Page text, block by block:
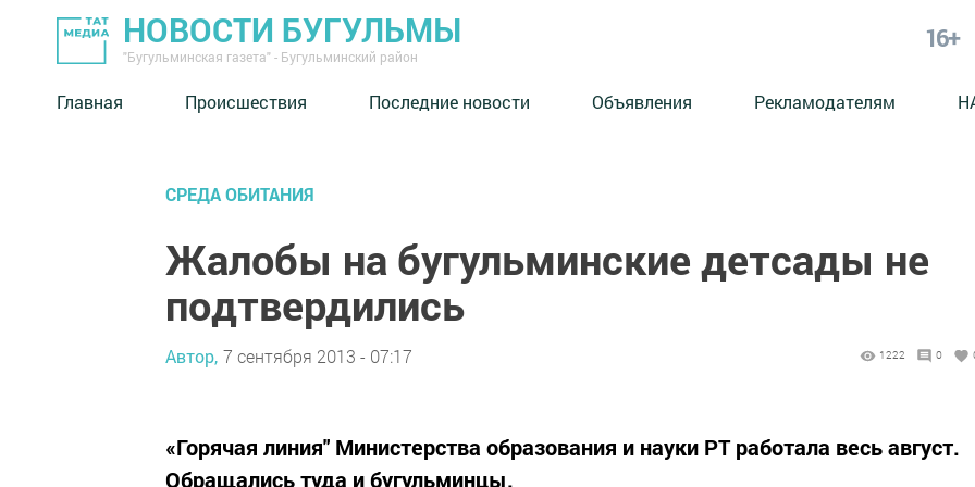
НОВОСТИ БУГУЛЬМЫ
"Бугульминская газета" - Бугульминский район
16+
Главная Происшествия Последние новости Объявления Рекламодателям
СРЕДА ОБИТАНИЯ
Жалобы на бугульминские детсады не
подтвердились
Автор, 7 сентября 2013 - 07:17 1222 0
«Горячая линия" Министерства образования и науки РТ работала весь август.
Обращались туда и бугульминцы.